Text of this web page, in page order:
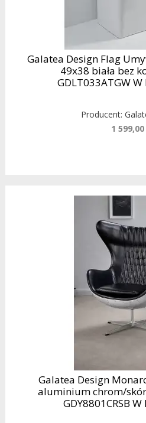
Galatea Design Flag
49x38 biała bez
GDLT033ATGW W
Producent:
1 599,00
Galatea Design
aluminium chrom/
GDY8801CRSB